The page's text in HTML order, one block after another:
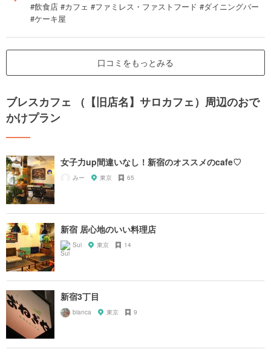
#飲食店 #カフェ #ファミレス・ファストフード #ダイニングバー
#ケーキ屋
口コミをもっとみる
ブレスカフェ （【旧店名】サロカフェ）周辺のおで
かけプラン
女子力up間違いなし！新宿のオススメのcafe♡
みー 東京 65
新宿 居心地のいい料理店
Sui 東京 14
新宿3丁目
bianca 東京 9